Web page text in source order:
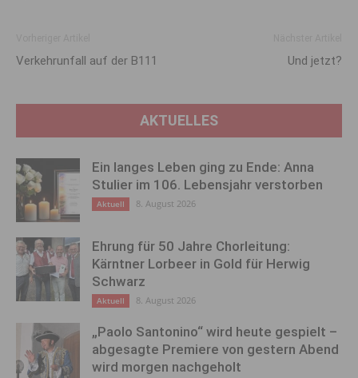
Verkehrunfall auf der B111 Und jetzt?
AKTUELLES
Ein langes Leben ging zu Ende: Anna
Stulier im 106. Lebensjahr verstorben
Aktuell 8. August 2026
Ehrung für 50 Jahre Chorleitung:
Kärntner Lorbeer in Gold für Herwig
Schwarz
Aktuell 8. August 2026
„Paolo Santonino“ wird heute gespielt –
abgesagte Premiere von gestern Abend
wird morgen nachgeholt